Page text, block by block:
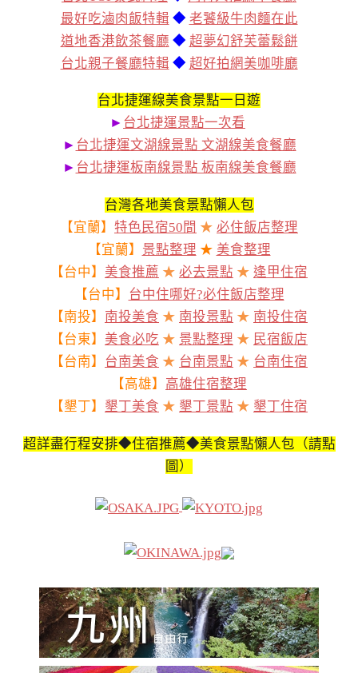
最好吃滷肉飯特輯 ◆ 老饕級牛肉麵在此
道地香港飲茶餐廳 ◆ 超夢幻舒芙蕾鬆餅
台北親子餐廳特輯 ◆ 超好拍網美咖啡廳
台北捷運線美食景點一日遊
► 台北捷運景點一次看
► 台北捷運文湖線景點 文湖線美食餐廳
► 台北捷運板南線景點 板南線美食餐廳
台灣各地美食景點懶人包
【宜蘭】 特色民宿50間 ★ 必住飯店整理
【宜蘭】 景點整理 ★ 美食整理
【台中】 美食推薦 ★ 必去景點 ★ 逢甲住宿
【台中】 台中住哪好?必住飯店整理
【南投】 南投美食 ★ 南投景點 ★ 南投住宿
【台東】 美食必吃 ★ 景點整理 ★ 民宿飯店
【台南】 台南美食 ★ 台南景點 ★ 台南住宿
【高雄】 高雄住宿整理
【墾丁】 墾丁美食 ★ 墾丁景點 ★ 墾丁住宿
超詳盡行程安排◆住宿推薦◆美食景點懶人包（請點
圖）